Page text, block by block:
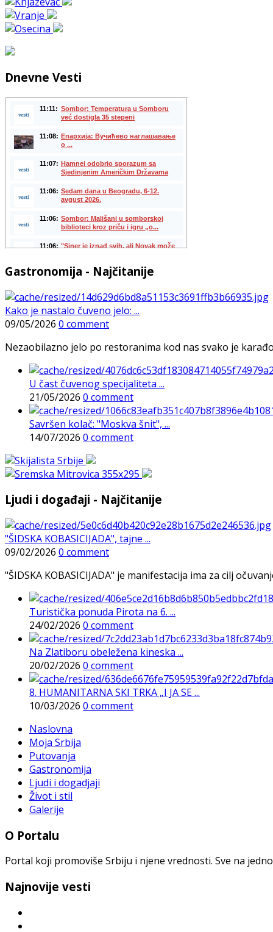
Dnevne Vesti
Gastronomija - Najčitanije
Kako je nastalo čuveno jelo: ...
09/05/2026 0 comment
Nezaobilazno jelo po restoranima kod nas svako je
U čast čuvenog specijaliteta ...
21/05/2026 0 comment
Savršen kolač: "Moskva šnit", ...
14/07/2026 0 comment
Ljudi i događaji - Najčitanije
"ŠIDSKA KOBASICIJADA", tajne ...
09/02/2026 0 comment
"ŠIDSKA KOBASICIJADA" je manifestacija ima za cilj
Turistička ponuda Pirota na 6. ...
24/02/2026 0 comment
Na Zlatiboru obeležena kineska ...
20/02/2026 0 comment
8. HUMANITARNA SKI TRKA „I JA SE ...
10/03/2026 0 comment
Naslovna
Moja Srbija
Putovanja
Gastronomija
Ljudi i dogadjaji
Život i stil
Galerije
O Portalu
Portal koji promoviše Srbiju i njene vrednosti. Sve na
Najnovije vesti